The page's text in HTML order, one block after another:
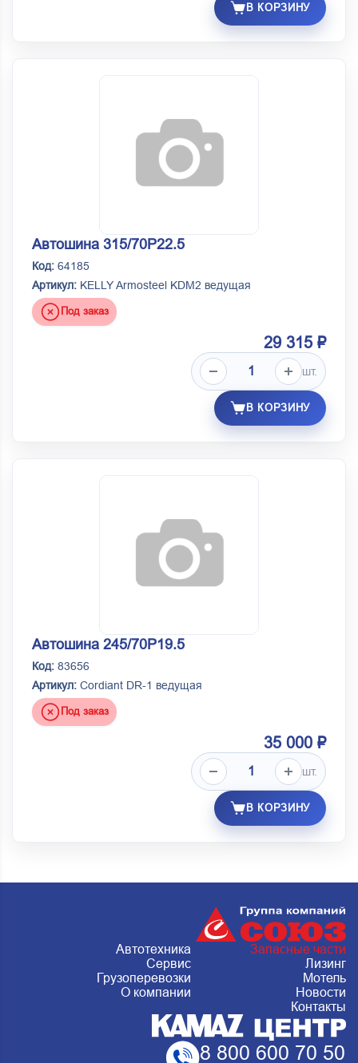
В КОРЗИНУ
Автошина 315/70Р22.5
Код: 64185
Артикул: KELLY Armosteel KDM2 ведущая
Под заказ
29 315 ₽
шт.
В КОРЗИНУ
Автошина 245/70Р19.5
Код: 83656
Артикул: Cordiant DR-1 ведущая
Под заказ
35 000 ₽
шт.
В КОРЗИНУ
Автотехника
Запасные части
Сервис
Лизинг
Грузоперевозки
Мотель
О компании
Новости
Контакты
8 800 600 70 50